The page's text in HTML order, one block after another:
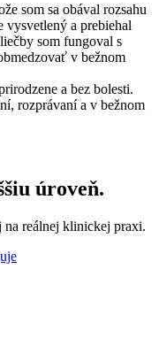
som sa obával rozsahu
vysvetlený a prebiehal
som fungoval s
v bežnom
a bez bolesti.
rozprávaní a v bežnom
úroveň.
na reálnej klinickej praxi.